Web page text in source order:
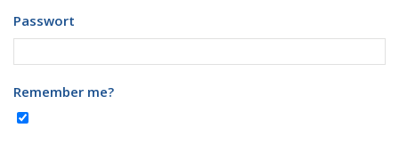
Passwort
Remember me?